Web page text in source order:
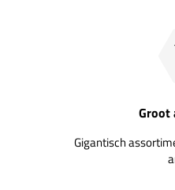
Groot
Gigantisch